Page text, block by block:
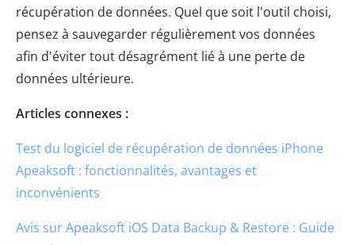
récupération de données. Quel que soit l'outil choisi,
pensez à sauvegarder régulièrement vos données
afin d'éviter tout désagrément lié à une perte de
données ultérieure.
Articles connexes :
Test du logiciel de récupération de données iPhone
Apeaksoft : fonctionnalités, avantages et
inconvénients
Avis sur Apeaksoft iOS Data Backup & Restore : Guide